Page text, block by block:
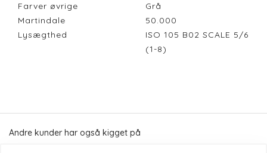
Farver øvrige
Grå
Martindale
50.000
Lysægthed
ISO 105 B02 SCALE 5/6
(1-8)
Andre kunder har også kigget på